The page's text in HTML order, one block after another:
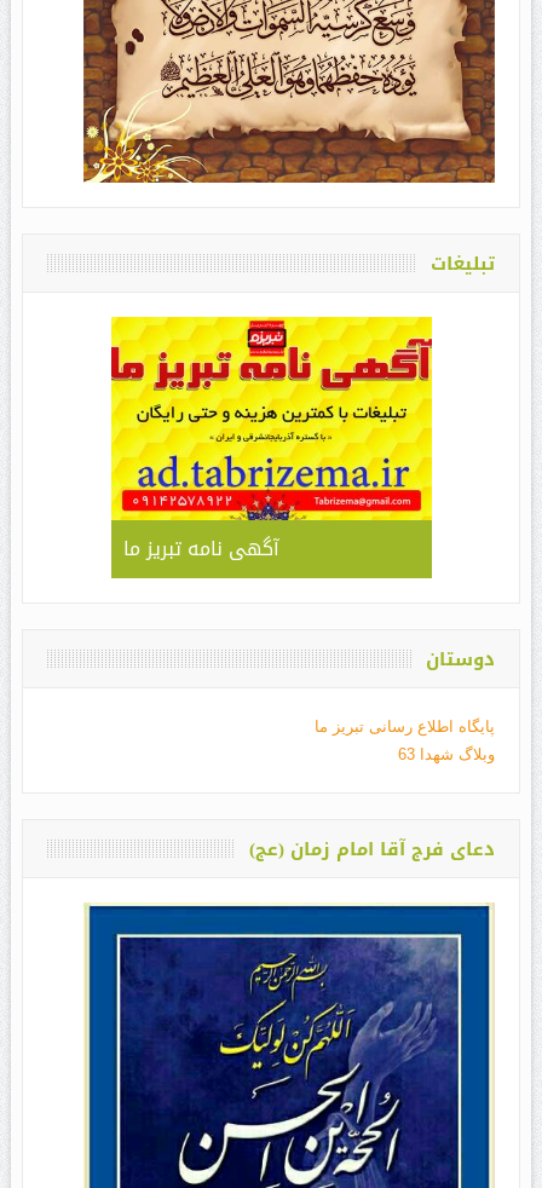
تبلیغات
آگهی نامه تبریز ما
دوستان
پایگاه اطلاع رسانی تبریز ما
وبلاگ شهدا 63
دعای فرج آقا امام زمان (عج)